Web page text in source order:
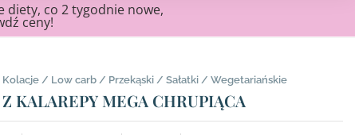
diety, co 2 tygodnie nowe,
ceny!
Kolacje / Low carb / Przekąski / Sałatki / Wegetariańskie
KALAREPY MEGA CHRUPIĄCA